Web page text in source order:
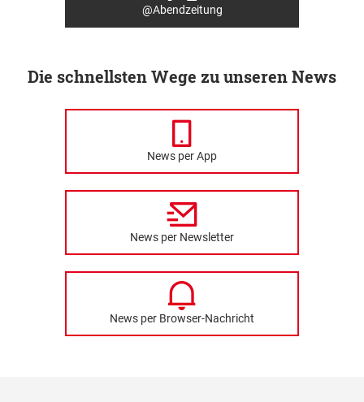
@Abendzeitung
Die schnellsten Wege zu unseren News
News per App
News per Newsletter
News per Browser-Nachricht